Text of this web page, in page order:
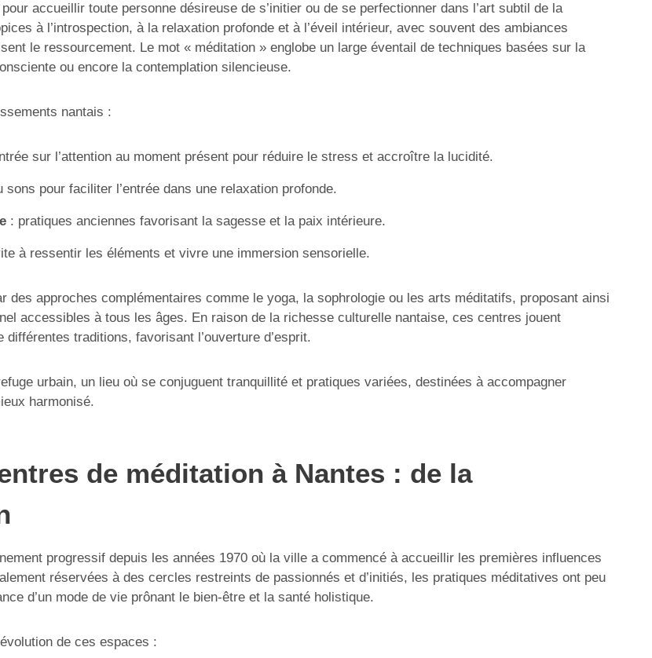
accueillir toute personne désireuse de s’initier ou de se perfectionner dans l’art subtil de la
à l’introspection, à la relaxation profonde et à l’éveil intérieur, avec souvent des ambiances
le ressourcement. Le mot « méditation » englobe un large éventail de techniques basées sur la
ou encore la contemplation silencieuse.
nantais :
sur l’attention au moment présent pour réduire le stress et accroître la lucidité.
pour faciliter l’entrée dans une relaxation profonde.
: pratiques anciennes favorisant la sagesse et la paix intérieure.
à ressentir les éléments et vivre une immersion sensorielle.
approches complémentaires comme le yoga, la sophrologie ou les arts méditatifs, proposant ainsi
accessibles à tous les âges. En raison de la richesse culturelle nantaise, ces centres jouent
traditions, favorisant l’ouverture d’esprit.
urbain, un lieu où se conjuguent tranquillité et pratiques variées, destinées à accompagner
harmonisé.
de méditation à Nantes : de la
progressif depuis les années 1970 où la ville a commencé à accueillir les premières influences
réservées à des cercles restreints de passionnés et d’initiés, les pratiques méditatives ont peu
d’un mode de vie prônant le bien-être et la santé holistique.
de ces espaces :